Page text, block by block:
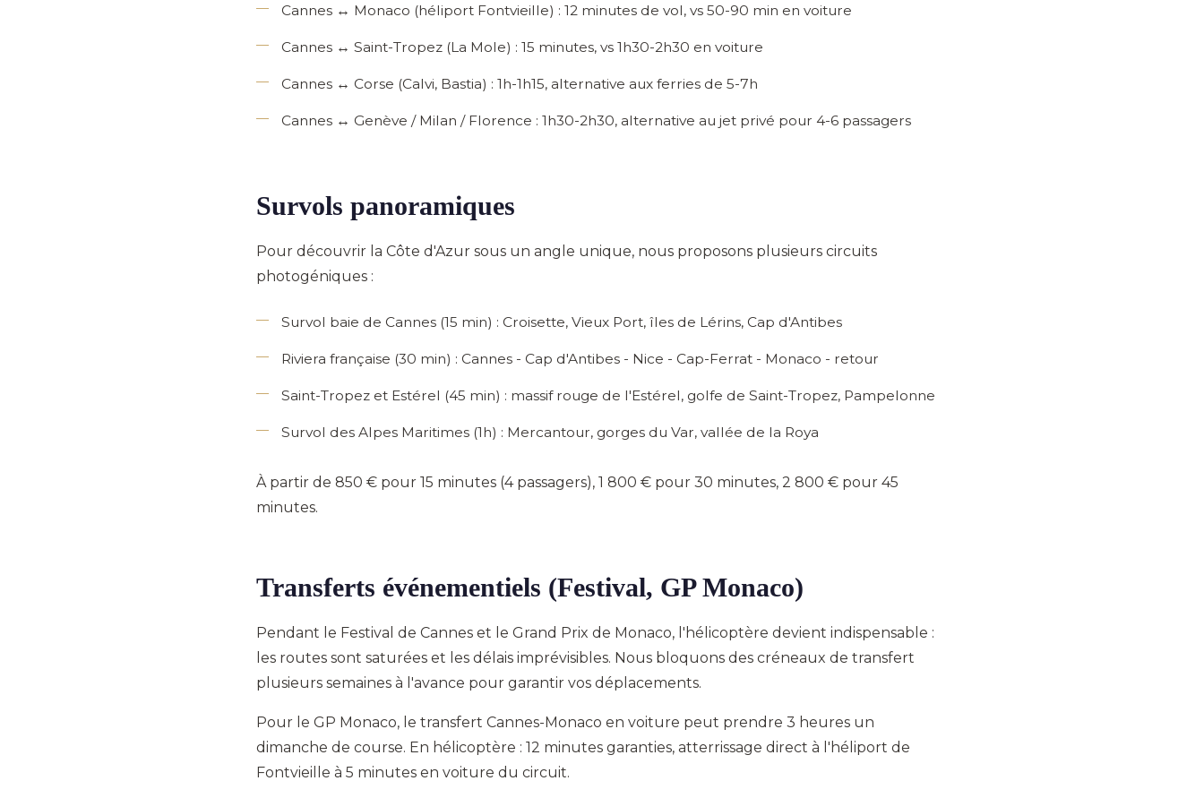
Cannes ↔ Monaco (héliport Fontvieille) : 12 minutes de vol, vs 50-90 min en voiture
Cannes ↔ Saint-Tropez (La Mole) : 15 minutes, vs 1h30-2h30 en voiture
Cannes ↔ Corse (Calvi, Bastia) : 1h-1h15, alternative aux ferries de 5-7h
Cannes ↔ Genève / Milan / Florence : 1h30-2h30, alternative au jet privé pour 4-6 passagers
Survols panoramiques
Pour découvrir la Côte d'Azur sous un angle unique, nous proposons plusieurs circuits
photogéniques :
Survol baie de Cannes (15 min) : Croisette, Vieux Port, îles de Lérins, Cap d'Antibes
Riviera française (30 min) : Cannes - Cap d'Antibes - Nice - Cap-Ferrat - Monaco - retour
Saint-Tropez et Estérel (45 min) : massif rouge de l'Estérel, golfe de Saint-Tropez, Pampelonne
Survol des Alpes Maritimes (1h) : Mercantour, gorges du Var, vallée de la Roya
À partir de 850 € pour 15 minutes (4 passagers), 1 800 € pour 30 minutes, 2 800 € pour 45
minutes.
Transferts événementiels (Festival, GP Monaco)
Pendant le Festival de Cannes et le Grand Prix de Monaco, l'hélicoptère devient indispensable :
les routes sont saturées et les délais imprévisibles. Nous bloquons des créneaux de transfert
plusieurs semaines à l'avance pour garantir vos déplacements.
Pour le GP Monaco, le transfert Cannes-Monaco en voiture peut prendre 3 heures un
dimanche de course. En hélicoptère : 12 minutes garanties, atterrissage direct à l'héliport de
Fontvieille à 5 minutes en voiture du circuit.